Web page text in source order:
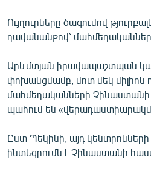
Ույղուրները ծագումով
դավանանքով՝
Արևմտյան իրավապաշտպան
փոխանցմամբ, մոտ մեկ միլիոն
մահմեդականների Չինաստանի
պահում են
Ըստ Պեկինի, այդ
ինտեգրումն է Չինաստանի